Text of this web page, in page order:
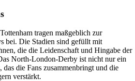
tragen maßgeblich zur
bei. Die Stadien sind gefüllt mit
die die Leidenschaft und Hingabe der
North-London-Derby ist nicht nur ein
das die Fans zusammenbringt und die
verstärkt.